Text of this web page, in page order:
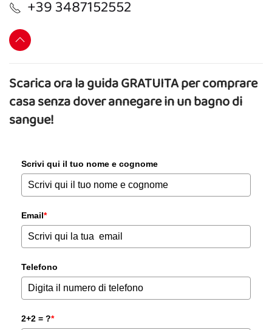
+39 3487152552
Scarica ora la guida GRATUITA per comprare
casa senza dover annegare in un bagno di
sangue!
Scrivi qui il tuo nome e cognome
Email*
Telefono
2+2 = ?*